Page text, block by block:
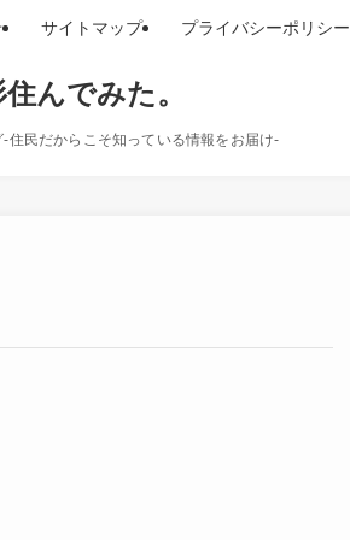
んでみた。
住民だからこそ知っている情報をお届け-
サイトマップ プライバシーポリシー